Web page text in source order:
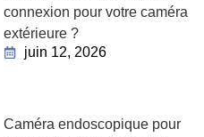
connexion pour votre caméra
extérieure ?
juin 12, 2026
Caméra endoscopique pour